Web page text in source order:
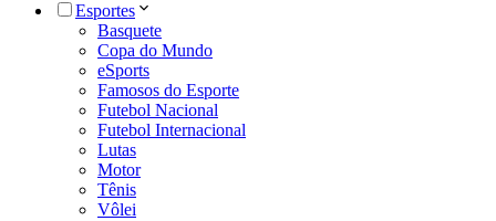
Esportes
Basquete
Copa do Mundo
eSports
Famosos do Esporte
Futebol Nacional
Futebol Internacional
Lutas
Motor
Tênis
Vôlei